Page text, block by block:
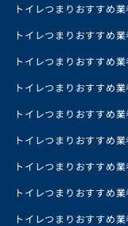
トイレつまりおすすめ
トイレつまりおすすめ
トイレつまりおすすめ
トイレつまりおすすめ
トイレつまりおすすめ
トイレつまりおすすめ
トイレつまりおすすめ
トイレつまりおすすめ
トイレつまりおすすめ